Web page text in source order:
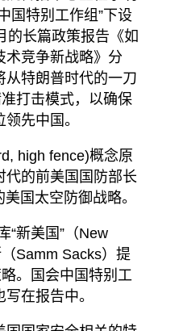
国特别工作组”下设
的长篇政策报告《如
术竞争新战略》分
从特朗普时代的一刀
打击模式，以确保
先中国。
high fence)概念原
代的前美国国防部长
国太空防御战略。
“新美国”（New
Samm Sacks）提
。国会中国特别工
在报告中。